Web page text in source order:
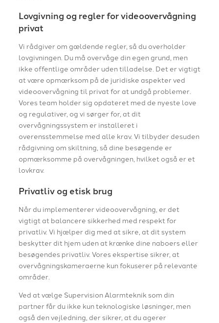
Lovgivning og regler for videoovervågning
privat
Vi rådgiver om gældende regler, så du overholder
lovgivningen. Du må overvåge din egen grund, men
ikke offentlige områder uden tilladelse. Det er vigtigt
at være opmærksom på de juridiske aspekter ved
videoovervågning til privat for at undgå problemer.
Vores team holder sig opdateret med de nyeste love
og regulativer, og vi sørger for, at dit
overvågningssystem er installeret i
overensstemmelse med alle krav. Vi tilbyder desuden
rådgivning om skiltning, så dine besøgende er
opmærksomme på overvågningen, hvilket også er et
lovkrav.
Privatliv og etisk brug
Når du implementerer videoovervågning, er det
vigtigt at balancere sikkerhed med respekt for
privatliv. Vi hjælper dig med at sikre, at dit system
beskytter dit hjem uden at krænke dine naboers eller
besøgendes privatliv. Vores ekspertise sikrer, at
overvågningskameraerne kun fokuserer på relevante
områder.
Ved at vælge Supervision Alarmteknik som din
partner får du ikke kun teknologiske løsninger, men
også den vejledning, der sikrer, at du agerer